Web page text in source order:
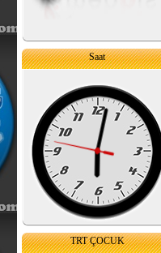
Saat
TRT ÇOCUK